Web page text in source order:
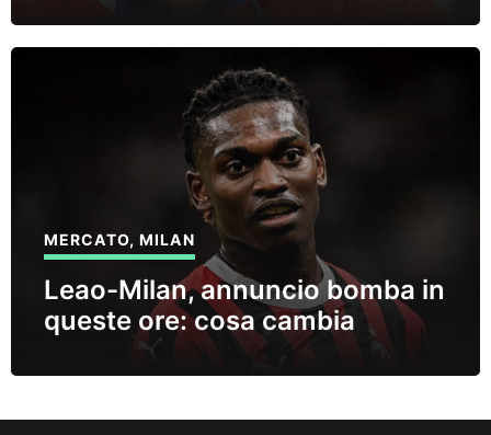
MERCATO,MILAN
Leao-Milan, annuncio bomba in
queste ore: cosa cambia